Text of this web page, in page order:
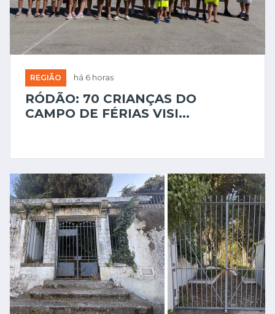
REGIÃO há 6 horas
RÓDÃO: 70 CRIANÇAS DO
CAMPO DE FÉRIAS VISI...